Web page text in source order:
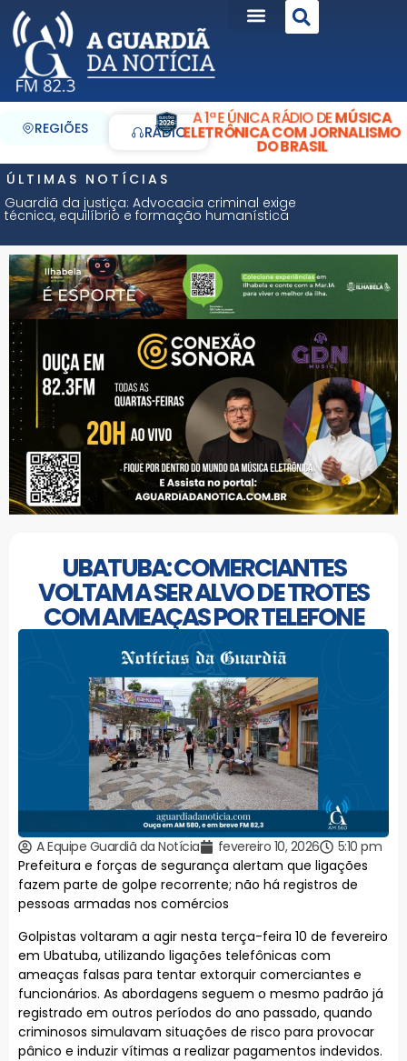
REGIÕES RÁDIO
A 1ª E ÚNICA RÁDIO DEMÚSICA
ELETRÔNICA COM JORNALISMO
DO BRASIL
ÚLTIMAS NOTÍCIAS
Guardiã da justiça: Advocacia criminal exige
técnica, equilíbrio e formação humanística
UBATUBA: COMERCIANTES
VOLTAM A SER ALVO DE TROTES
COM AMEAÇAS POR TELEFONE
A Equipe Guardiã da Notícia fevereiro 10, 2026
5:10 pm
Prefeitura e forças de segurança alertam que ligações
fazem parte de golpe recorrente; não há registros de
pessoas armadas nos comércios
Golpistas voltaram a agir nesta terça-feira 10 de fevereiro
em Ubatuba, utilizando ligações telefônicas com
ameaças falsas para tentar extorquir comerciantes e
funcionários. As abordagens seguem o mesmo padrão já
registrado em outros períodos do ano passado, quando
criminosos simulavam situações de risco para provocar
pânico e induzir vítimas a realizar pagamentos indevidos.